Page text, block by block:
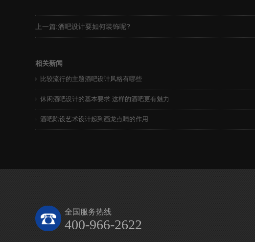
上一篇:酒吧设计要如何装饰呢?
相关新闻
比较流行的主题酒吧设计风格有哪些
休闲酒吧设计的基本要求 这样的酒吧更有魅力
酒吧陈设艺术设计起到画龙点睛的作用
全国服务热线
400-966-2622